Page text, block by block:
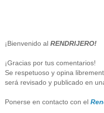
¡Bienvenido al RENDRIJERO!
¡Gracias por tus comentarios!
Se respetuoso y opina
será revisado y publicado en
Ponerse en contacto con el